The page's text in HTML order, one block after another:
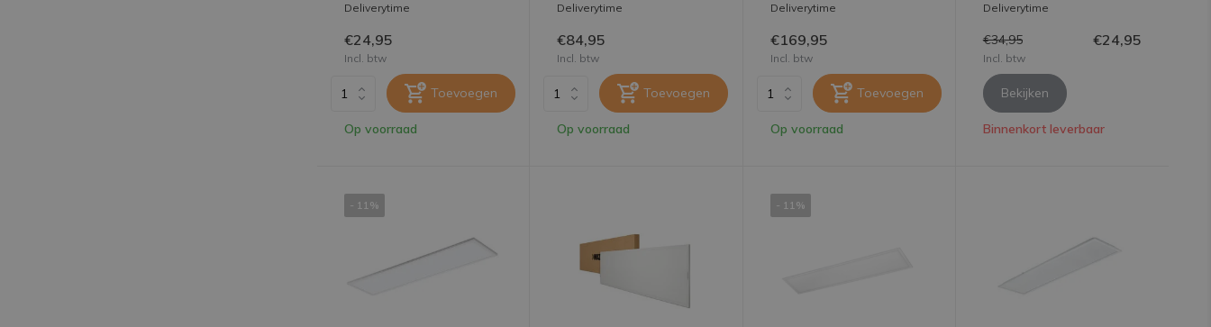
Deliverytime
€24,95
Incl. btw
Toevoegen
Op voorraad
Deliverytime
€84,95
Incl. btw
Toevoegen
Op voorraad
Deliverytime
€169,95
Incl. btw
Toevoegen
Op voorraad
Deliverytime
€34,95 €24,95
Incl. btw
Bekijken
Binnenkort leverbaar
- 11% - 11%